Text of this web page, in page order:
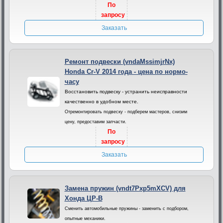
По
запросу
Заказать
Ремонт подвески (vndaMssimjrNx)
Honda Cr-V 2014 года - цена по нормо-
часу
Восстановить подвеску - устранить неисправности
качественно в удобном месте.
Отремонтировать подвеску - подберем мастеров, снизим
цену, предоставим запчасти.
По
запросу
Заказать
Замена пружин (vndt7Pxp5mXCV) для
Хонда ЦР-В
Сменить автомобильные пружины - заменить с подбором,
опытные механики.